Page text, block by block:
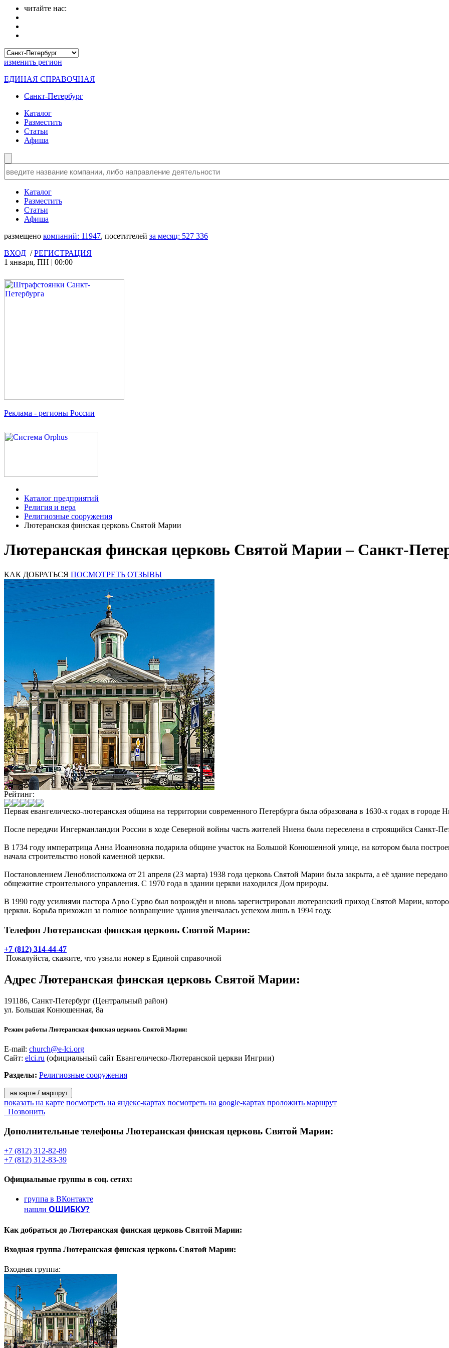
читайте нас:
изменить регион
ЕДИНАЯ СПРАВОЧНАЯ
Санкт-Петербург
Каталог
Разместить
Статьи
Афиша
Каталог
Разместить
Статьи
Афиша
размещено компаний: 11947, посетителей за месяц: 527 336
ВХОД /РЕГИСТРАЦИЯ
1 января, ПН | 00:00
Реклама - регионы России
Каталог предприятий
Религия и вера
Религиозные сооружения
Лютеранская финская церковь Святой Марии
Лютеранская финская церковь Святой Марии – Санкт-
КАК ДОБРАТЬСЯ ПОСМОТРЕТЬ ОТЗЫВЫ
Рейтинг:
Первая евангелическо-лютеранская община на территории современного Петербурга была образована в 1630-х годах в
После передачи Ингерманландии России в ходе Северной войны часть жителей Ниена была переселена в строящийся Санкт-
В 1734 году императрица Анна Иоанновна подарила общине участок на Большой Конюшенной улице, на котором была
начала строительство новой каменной церкви.
Постановлением Леноблисполкома от 21 апреля (23 марта) 1938 года церковь Святой Марии была закрыта, а её здание
общежитие строительного управления. С 1970 года в здании церкви находился Дом природы.
В 1990 году усилиями пастора Арво Сурво был возрождён и вновь зарегистрирован лютеранский приход Святой Марии,
церкви. Борьба прихожан за полное возвращение здания увенчалась успехом лишь в 1994 году.
Телефон Лютеранская финская церковь Святой Марии:
+7 (812) 314-44-47
Пожалуйста, скажите, что узнали номер в Единой справочной
Адрес Лютеранская финская церковь Святой Марии:
191186, Санкт-Петербург (Центральный район)
ул. Большая Конюшенная, 8а
Режим работы Лютеранская финская церковь Святой Марии:
E-mail: church@e-lci.org
Сайт: elci.ru (официальный сайт Евангелическо-Лютеранской церкви Ингрии)
Разделы: Религиозные сооружения
на карте / маршрут
показать на карте посмотреть на яндекс-картах посмотреть на google-картах проложить маршрут
Позвонить
Дополнительные телефоны Лютеранская финская церковь Святой Марии:
+7 (812) 312-82-89
+7 (812) 312-83-39
Официальные группы в соц. сетях:
группа в ВКонтакте
нашли ОШИБКУ?
Как добраться до Лютеранская финская церковь Святой Марии:
Входная группа Лютеранская финская церковь Святой Марии:
Входная группа: